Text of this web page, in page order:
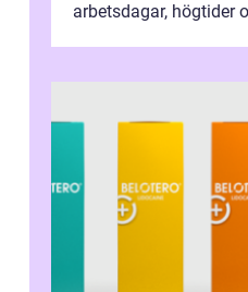
arbetsdagar, högtider